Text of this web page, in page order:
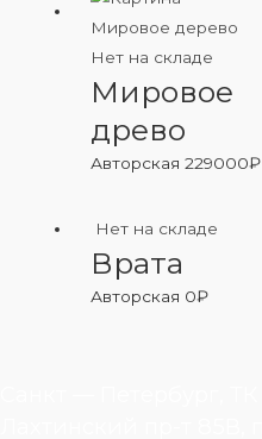
Нет на складе
Мировое
древо
Авторская229000₽
Нет на складе
Врата
Авторская 0₽